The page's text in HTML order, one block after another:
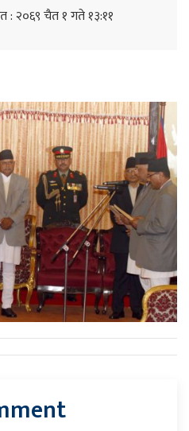
: २०६९ चैत १ गते १३:११